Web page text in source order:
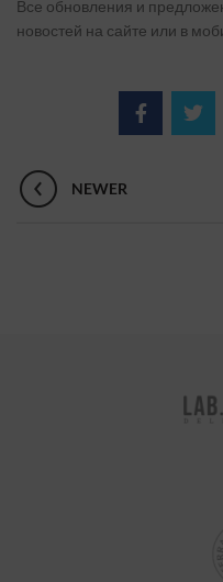
Все обновления и
новостей на сайте или в
NEWER